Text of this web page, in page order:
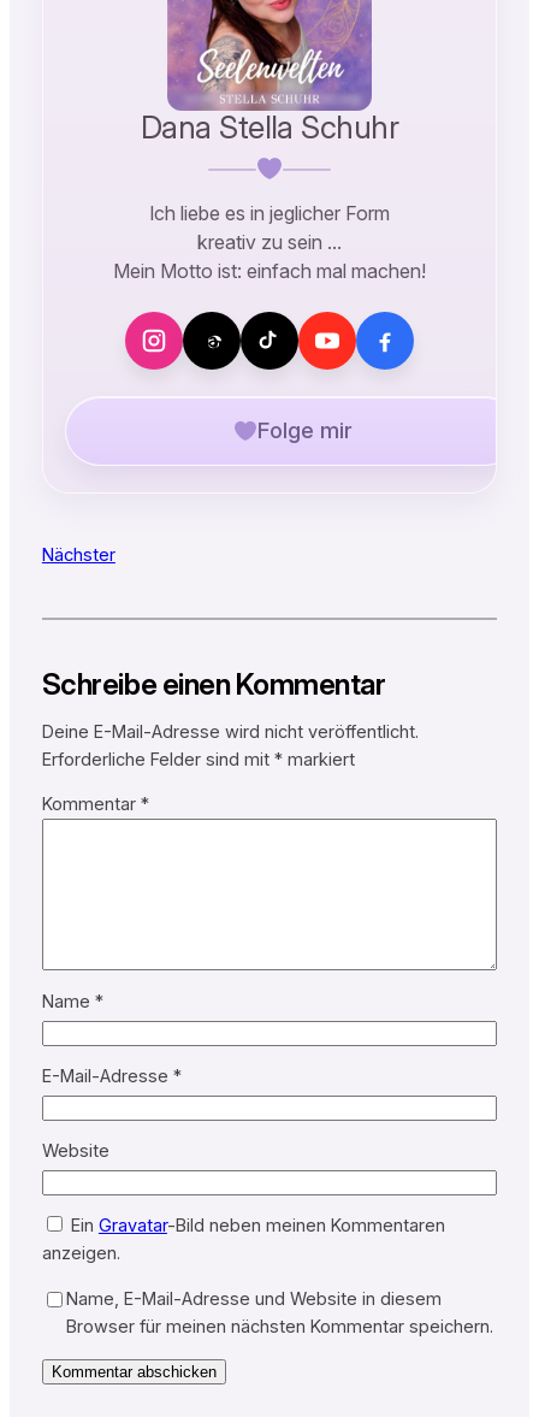
Dana Stella Schuhr
Ich liebe es in jeglicher Form
kreativ zu sein …
Mein Motto ist: einfach mal machen!
Folge mir
Nächster
Schreibe einen Kommentar
Deine E-Mail-Adresse wird nicht veröffentlicht.
Erforderliche Felder sind mit *markiert
Kommentar *
Name *
E-Mail-Adresse *
Website
Ein Gravatar-Bild neben meinen Kommentaren
anzeigen.
Name, E-Mail-Adresse und Website in diesem
Browser für meinen nächsten Kommentar speichern.